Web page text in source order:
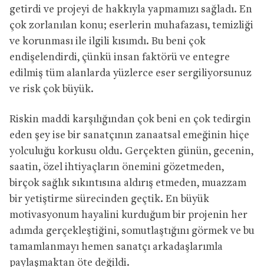
getirdi ve projeyi de hakkıyla yapmamızı sağladı. En
çok zorlanılan konu; eserlerin muhafazası, temizliği
ve korunması ile ilgili kısımdı. Bu beni çok
endişelendirdi, çünkü insan faktörü ve entegre
edilmiş tüm alanlarda yüzlerce eser sergiliyorsunuz
ve risk çok büyük.
Riskin maddi karşılığından çok beni en çok tedirgin
eden şey ise bir sanatçının zanaatsal emeğinin hiçe
yolculuğu korkusu oldu. Gerçekten günün, gecenin,
saatin, özel ihtiyaçların önemini gözetmeden,
birçok sağlık sıkıntısına aldırış etmeden, muazzam
bir yetiştirme sürecinden geçtik. En büyük
motivasyonum hayalini kurduğum bir projenin her
adımda gerçekleştiğini, somutlaştığını görmek ve bu
tamamlanmayı hemen sanatçı arkadaşlarımla
paylaşmaktan öte değildi.